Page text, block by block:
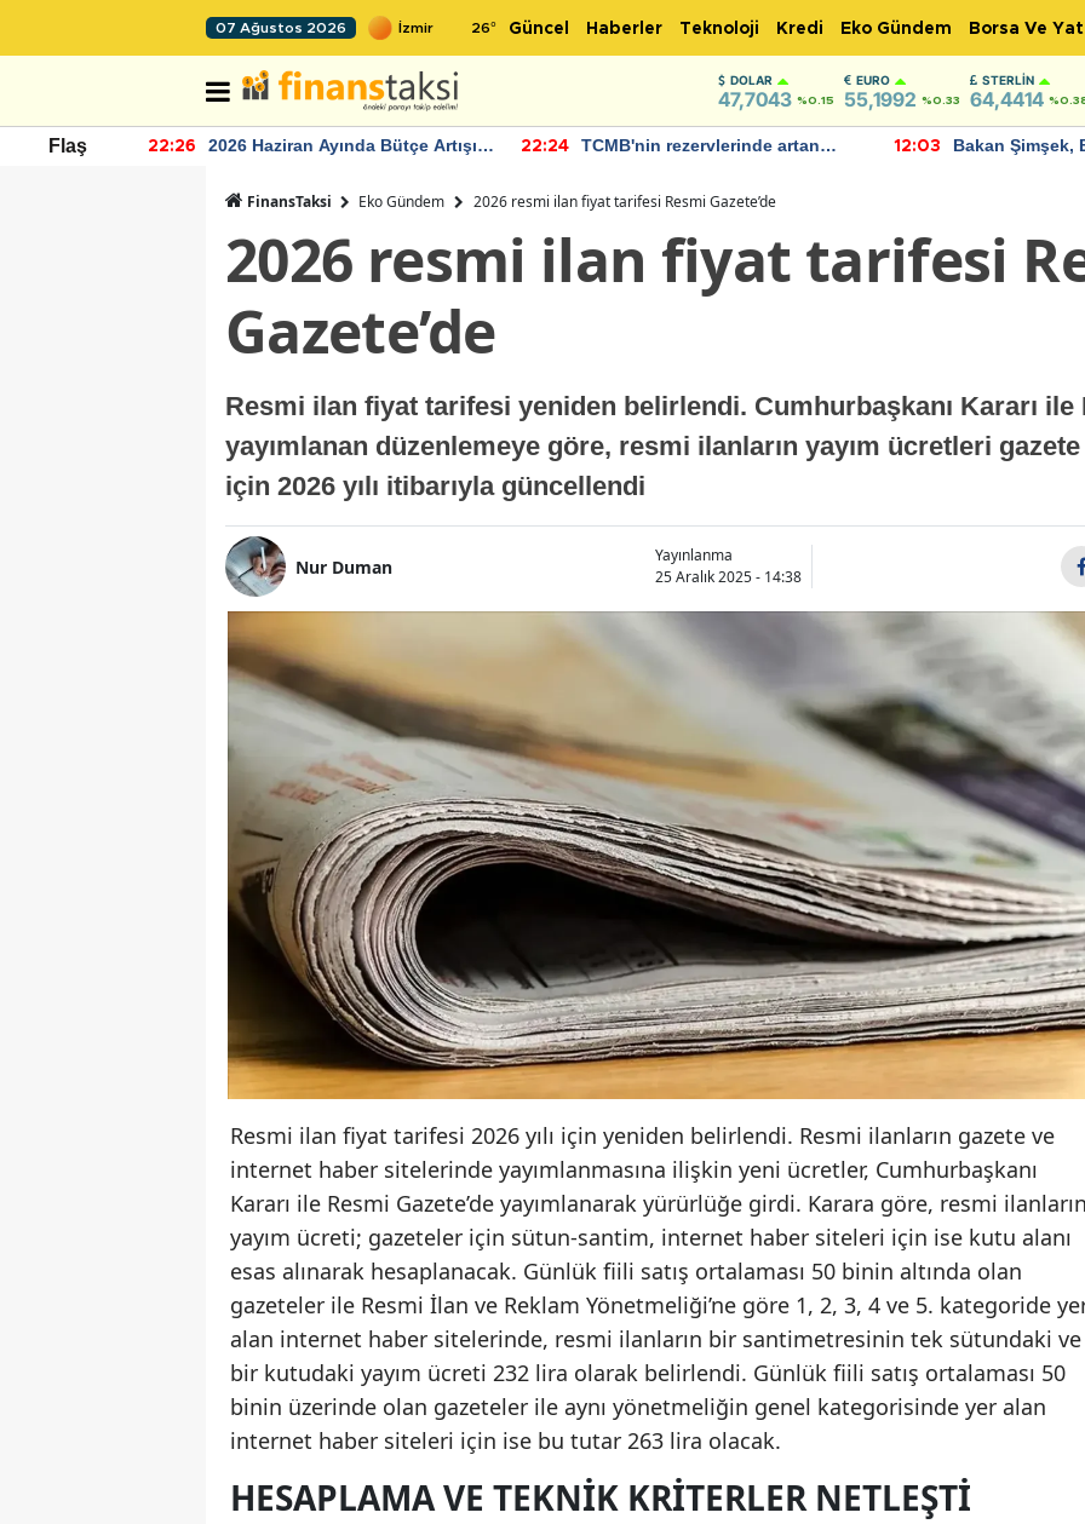
07 Ağustos 2026 26° Güncel Haberler Teknoloji Kredi Eko Gündem Borsa Ve
DOLAR
47,7043 %0.15
EURO
55,1992 %0.33
STERLIN
64,4414
Flaş 22:26
2026 Haziran Ayında Bütçe Artışı
22:24
TCMB'nin rezervlerinde artan
12:03
Bakan Şimşek,
FinansTaksi Eko Gündem 2026 resmi ilan fiyat tarifesi Resmi Gazete’de
2026 resmi ilan fiyat tarifesi
Gazete’de
Resmi ilan fiyat tarifesi yeniden belirlendi. Cumhurbaşkanı Kararı ile
yayımlanan düzenlemeye göre, resmi ilanların yayım ücretleri
için 2026 yılı itibarıyla güncellendi
Nur Duman
Yayınlanma
25 Aralık 2025 - 14:38
Resmi ilan fiyat tarifesi 2026 yılı için yeniden belirlendi. Resmi ilanların gazete ve
internet haber sitelerinde yayımlanmasına ilişkin yeni ücretler, Cumhurbaşkanı
Kararı ile Resmi Gazete’de yayımlanarak yürürlüğe girdi. Karara göre, resmi
yayım ücreti; gazeteler için sütun-santim, internet haber siteleri için ise kutu alanı
esas alınarak hesaplanacak. Günlük fiili satış ortalaması 50 binin altında olan
gazeteler ile Resmi İlan ve Reklam Yönetmeliği’ne göre 1, 2, 3, 4 ve 5. kategoride
alan internet haber sitelerinde, resmi ilanların bir santimetresinin tek sütundaki ve
bir kutudaki yayım ücreti 232 lira olarak belirlendi. Günlük fiili satış ortalaması 50
binin üzerinde olan gazeteler ile aynı yönetmeliğin genel kategorisinde yer alan
internet haber siteleri için ise bu tutar 263 lira olacak.
HESAPLAMA VE TEKNIK KRITERLER NETLEŞTI